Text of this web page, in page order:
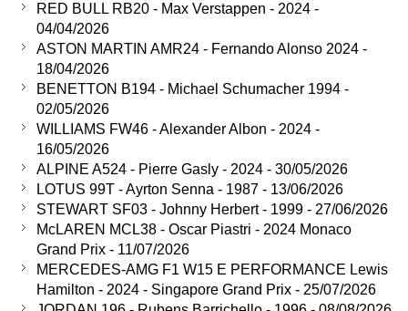
RED BULL RB20 - Max Verstappen - 2024 -
04/04/2026
ASTON MARTIN AMR24 - Fernando Alonso 2024 -
18/04/2026
BENETTON B194 - Michael Schumacher 1994 -
02/05/2026
WILLIAMS FW46 - Alexander Albon - 2024 -
16/05/2026
ALPINE A524 - Pierre Gasly - 2024 - 30/05/2026
LOTUS 99T - Ayrton Senna - 1987 - 13/06/2026
STEWART SF03 - Johnny Herbert - 1999 - 27/06/2026
McLAREN MCL38 - Oscar Piastri - 2024 Monaco
Grand Prix - 11/07/2026
MERCEDES-AMG F1 W15 E PERFORMANCE Lewis
Hamilton - 2024 - Singapore Grand Prix - 25/07/2026